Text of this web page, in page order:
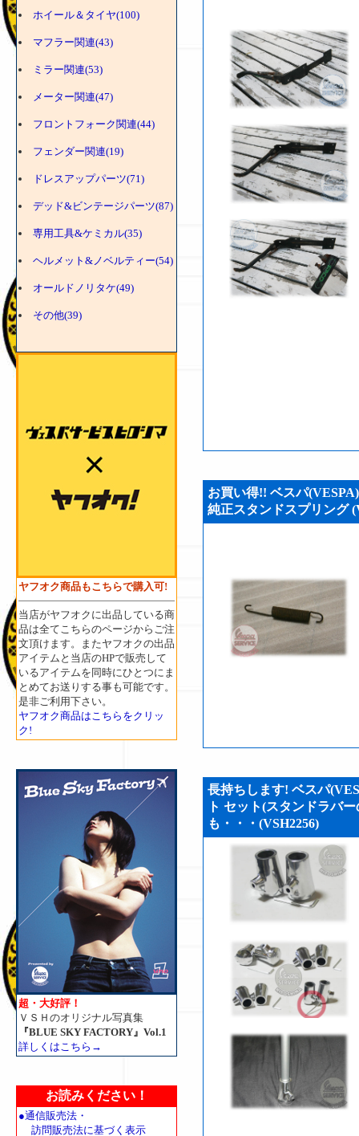
ホイール＆タイヤ(100)
マフラー関連(43)
ミラー関連(53)
メーター関連(47)
フロントフォーク関連(44)
フェンダー関連(19)
ドレスアップパーツ(71)
デッド&ビンテージパーツ(87)
専用工具&ケミカル(35)
ヘルメット&ノベルティー(54)
オールドノリタケ(49)
その他(39)
ヤフオク商品もこちらで購入可!
当店がヤフオクに出品している商
品は全てこちらのページからご注
文頂けます。またヤフオクの出品
アイテムと当店のHPで販売して
いるアイテムを同時にひとつにま
とめてお送りする事も可能です。
是非ご利用下さい。
ヤフオク商品はこちらをクリッ
ク!
超・大好評！
ＶＳＨのオリジナル写真集
『BLUE SKY FACTORY』Vol.1
詳しくはこちら→
お読みください！
●通信販売法・
訪問販売法に基づく表示
お買い得!! ベスパ
純正スタンドスプリング
長持ちします! ベスパ
ト セット(スタンドラバ
も・・・(VSH2256)